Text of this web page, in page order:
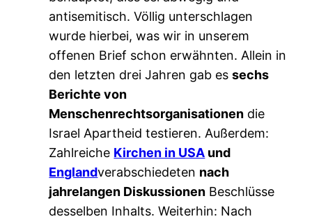
antisemitisch. Völlig unterschlagen
wurde hierbei, was wir in unserem
offenen Brief schon erwähnten. Allein in
den letzten drei Jahren gab essechs
Berichte von
Menschenrechtsorganisationen die
Israel Apartheid testieren. Außerdem:
Zahlreiche Kirchen in USA und
Englandverabschiedeten nach
jahrelangen Diskussionen Beschlüsse
desselben Inhalts. Weiterhin: Nach